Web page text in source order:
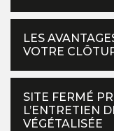
LES
VOTRE
SITE FERMÉ
L’ENTRETIEN
VÉGÉTALISÉE